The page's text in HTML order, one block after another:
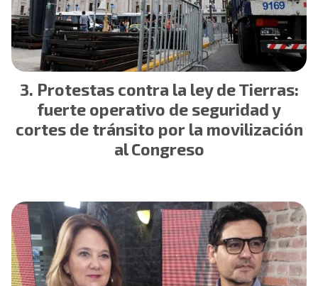
Protestas contra la ley de Tierras:
fuerte operativo de seguridad y
cortes de tránsito por la movilización
al Congreso